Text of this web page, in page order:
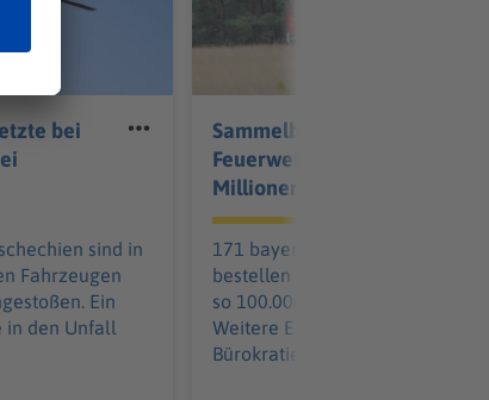
bei
sind in
Fahrzeugen
Ein
in den Unfall
Sammelbestellung für
Feuerwehrautos soll
Millionen sparen
171 bayerische Kommunen
bestellen gemeinsam - und
so 100.000 pro Löschfahrzeug.
Weitere Einsparungen in der
Bürokratie kommen hinzu.